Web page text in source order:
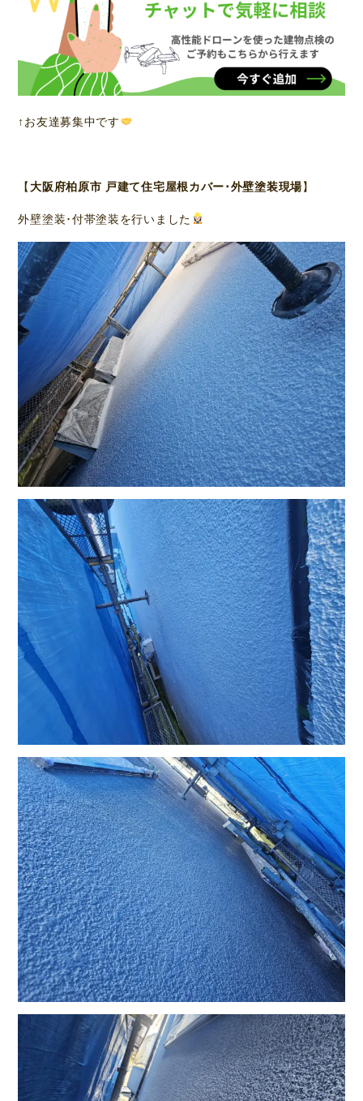
↑お友達募集中です
【大阪府柏原市 戸建て住宅屋根カバー･外壁塗装現場】
外壁塗装･付帯塗装を行いました